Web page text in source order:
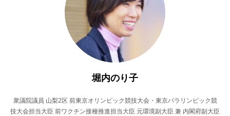
堀内のり子
衆議院議員 山梨2区 前東京オリンピック競技大会・東京パラリンピック競
技大会担当大臣 前ワクチン接種推進担当大臣 元環境副大臣 兼 内閣府副大臣